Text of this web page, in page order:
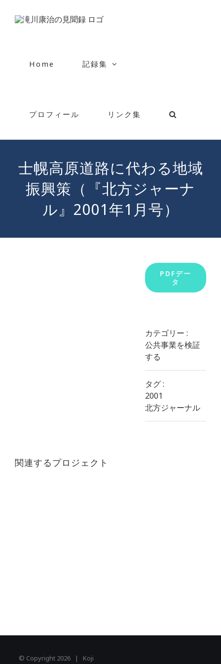
Home 記録集
プロフィール リンク集
士幌高原道路に代わる地域
振興策（『北方ジャーナ
ル』2001年1月号）
PDFデー
タ
カテゴリー :
公共事業を検証
する
タグ :
2001
北方ジャーナル
関連するプロジェクト
© Copyright 2026 | Koji